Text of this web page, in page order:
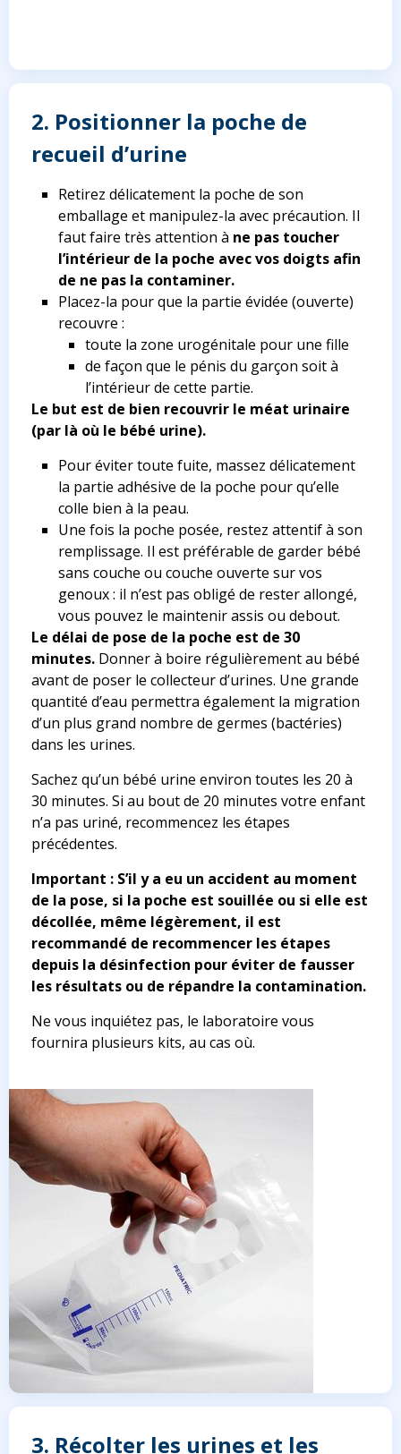
2. Positionner la poche de
recueil d’urine
Retirez délicatement la poche de son
emballage et manipulez-la avec précaution. Il
faut faire très attention à ne pas toucher
l’intérieur de la poche avec vos doigts afin
de ne pas la contaminer.
Placez-la pour que la partie évidée (ouverte)
recouvre :
toute la zone urogénitale pour une fille
de façon que le pénis du garçon soit à
l’intérieur de cette partie.
Le but est de bien recouvrir le méat urinaire
(par là où le bébé urine).
Pour éviter toute fuite, massez délicatement
la partie adhésive de la poche pour qu’elle
colle bien à la peau.
Une fois la poche posée, restez attentif à son
remplissage. Il est préférable de garder bébé
sans couche ou couche ouverte sur vos
genoux : il n’est pas obligé de rester allongé,
vous pouvez le maintenir assis ou debout.
Le délai de pose de la poche est de 30
minutes. Donner à boire régulièrement au bébé
avant de poser le collecteur d’urines. Une grande
quantité d’eau permettra également la migration
d’un plus grand nombre de germes (bactéries)
dans les urines.
Sachez qu’un bébé urine environ toutes les 20 à
30 minutes. Si au bout de 20 minutes votre enfant
n’a pas uriné, recommencez les étapes
précédentes.
Important : S’il y a eu un accident au moment
de la pose, si la poche est souillée ou si elle est
décollée, même légèrement, il est
recommandé de recommencer les étapes
depuis la désinfection pour éviter de fausser
les résultats ou de répandre la contamination.
Ne vous inquiétez pas, le laboratoire vous
fournira plusieurs kits, au cas où.
3. Récolter les urines et les